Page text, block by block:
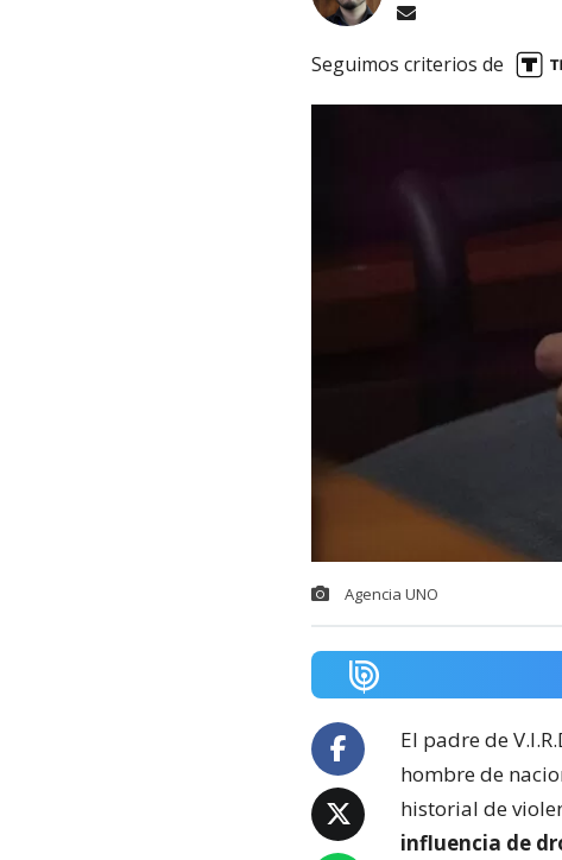
Seguimos criterios de
Agencia UNO
El padre de
hombre de
historial de
influencia de